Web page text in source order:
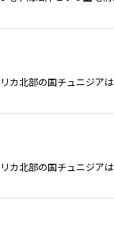
カ北部の国チュニジ
カ北部の国チュニジ